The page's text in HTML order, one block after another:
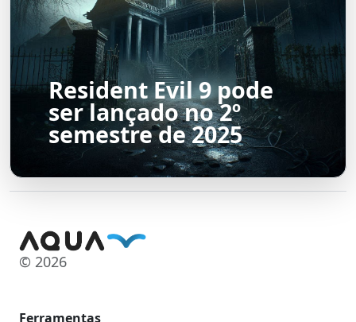
Resident Evil 9 pode
ser lançado no 2º
semestre de 2025
© 2026
Ferramentas